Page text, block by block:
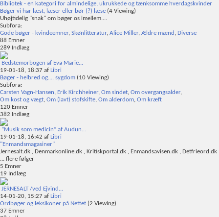
Bibliotek - en kategori for almindelige, ukrukkede og tænksomme hverdagskvinder
Bøger vi har læst, læser eller bør (?) læse (4 Viewing)
Uhøjtidelig "snak" om bøger os imellem....
Subfora:
Gode bøger - kvindeemner, Skønlitteratur, Alice Miller, Ældre mænd , Diverse
88 Emner
289 Indlæg
Bedstemorbogen af Eva Marie...
19-01-18, 18:37 af Libri
Bøger - helbred og.... sygdom (10 Viewing)
Subfora:
Carsten Vagn-Hansen, Erik Kirchheiner, Om sindet, Om overgangsalder,
Om kost og vægt, Om (lavt) stofskifte, Om alderdom, Om kræft
120 Emner
382 Indlæg
”Musik som medicin” af Audun...
19-01-18, 16:42 af Libri
"Enmandsmagasiner"
Jernesalt.dk , Denmarkonline.dk , Kritiskportal.dk , Enmandsavisen.dk , Detfrieord.dk
... flere følger
5 Emner
19 Indlæg
JERNESALT /ved Ejvind...
14-01-20, 15:27 af Libri
Ordbøger og leksikoner på Nettet (2 Viewing)
37 Emner